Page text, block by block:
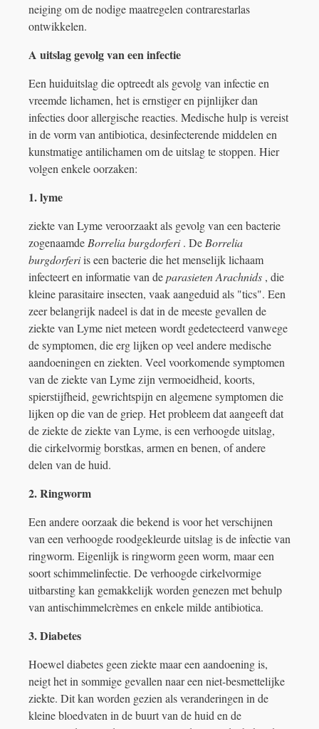
neiging om de nodige maatregelen contrarestarlas
ontwikkelen.
A uitslag gevolg van een infectie
Een huiduitslag die optreedt als gevolg van infectie en
vreemde lichamen, het is ernstiger en pijnlijker dan
infecties door allergische reacties. Medische hulp is vereist
in de vorm van antibiotica, desinfecterende middelen en
kunstmatige antilichamen om de uitslag te stoppen. Hier
volgen enkele oorzaken:
1. lyme
ziekte van Lyme veroorzaakt als gevolg van een bacterie
zogenaamde Borrelia burgdorferi. De Borrelia
burgdorferiis een bacterie die het menselijk lichaam
infecteert en informatie van deparasietenArachnids , die
kleine parasitaire insecten, vaak aangeduid als "tics". Een
zeer belangrijk nadeel is dat in de meeste gevallen de
ziekte van Lyme niet meteen wordt gedetecteerd vanwege
de symptomen, die erg lijken op veel andere medische
aandoeningen en ziekten. Veel voorkomende symptomen
van de ziekte van Lyme zijn vermoeidheid, koorts,
spierstijfheid, gewrichtspijn en algemene symptomen die
lijken op die van de griep. Het probleem dat aangeeft dat
de ziekte de ziekte van Lyme, is een verhoogde uitslag,
die cirkelvormig borstkas, armen en benen, of andere
delen van de huid.
2. Ringworm
Een andere oorzaak die bekend is voor het verschijnen
van een verhoogde roodgekleurde uitslag is de infectie van
ringworm. Eigenlijk is ringworm geen worm, maar een
soort schimmelinfectie. De verhoogde cirkelvormige
uitbarsting kan gemakkelijk worden genezen met behulp
van antischimmelcrèmes en enkele milde antibiotica.
3. Diabetes
Hoewel diabetes geen ziekte maar een aandoening is,
neigt het in sommige gevallen naar een niet-besmettelijke
ziekte. Dit kan worden gezien als veranderingen in de
kleine bloedvaten in de buurt van de huid en de